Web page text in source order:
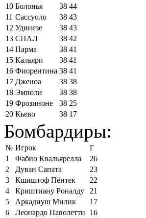
10 Болонья 38 44
11 Сассуоло 38 43
12 Удинезе 38 43
13 СПАЛ 38 42
14 Парма 38 41
15 Кальяри 38 41
16 Фиорентина 38 41
17 Дженоа 38 38
18 Эмполи 38 38
19 Фрозиноне 38 25
20 Кьево 38 17
Бомбардиры:
№ Игрок
Г
1
Фабио Квальярелла
26
2
Дуван Сапата
23
3
Кшиштоф Пёнтек
22
4
Криштиану Роналду
21
5
Аркадиуш Милик
17
6
Леонардо Паволетти
16